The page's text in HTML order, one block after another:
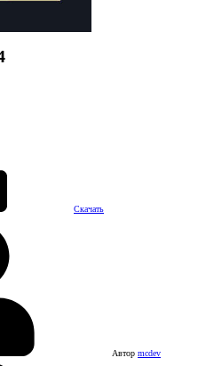
Скачать
Автор mcdev